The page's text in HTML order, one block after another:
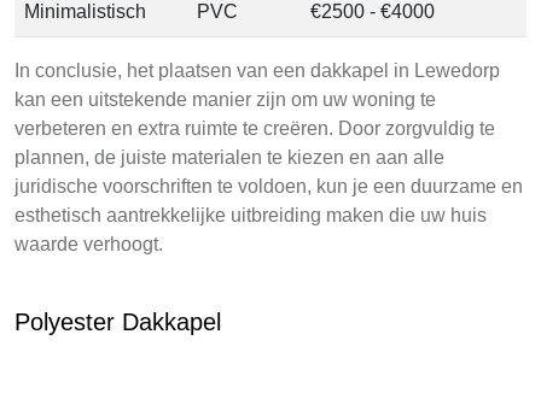
Minimalistisch PVC €2500 - €4000
In conclusie, het plaatsen van een dakkapel in Lewedorp
kan een uitstekende manier zijn om uw woning te
verbeteren en extra ruimte te creëren. Door zorgvuldig te
plannen, de juiste materialen te kiezen en aan alle
juridische voorschriften te voldoen, kun je een duurzame en
esthetisch aantrekkelijke uitbreiding maken die uw huis
waarde verhoogt.
Polyester Dakkapel